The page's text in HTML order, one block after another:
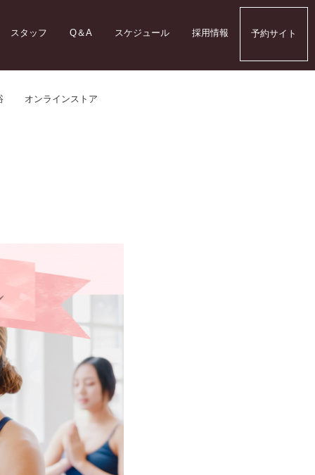
スタッフ Q＆A スケジュール 採用情報 予約サイト
オンラインストア